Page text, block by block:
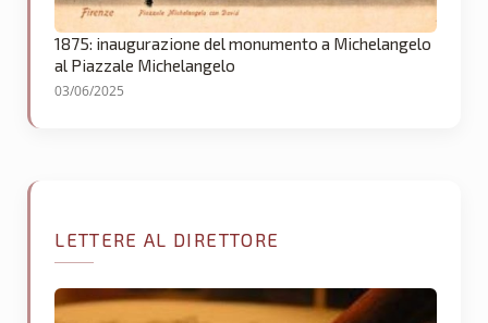
1875: inaugurazione del monumento a Michelangelo
al Piazzale Michelangelo
03/06/2025
LETTERE AL DIRETTORE